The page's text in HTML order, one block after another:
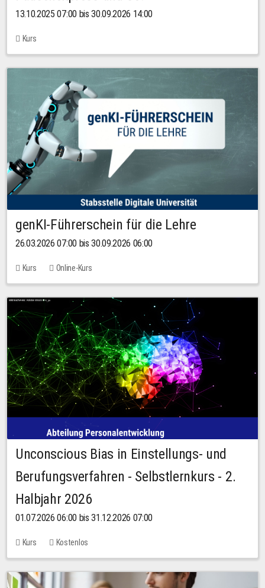
13.10.2025 07:00 bis 30.09.2026 14:00
Kurs
genKI-Führerschein für die Lehre
26.03.2026 07:00 bis 30.09.2026 06:00
Kurs Online-Kurs
Unconscious Bias in Einstellungs- und
Berufungsverfahren - Selbstlernkurs - 2.
Halbjahr 2026
01.07.2026 06:00 bis 31.12.2026 07:00
Kurs Kostenlos